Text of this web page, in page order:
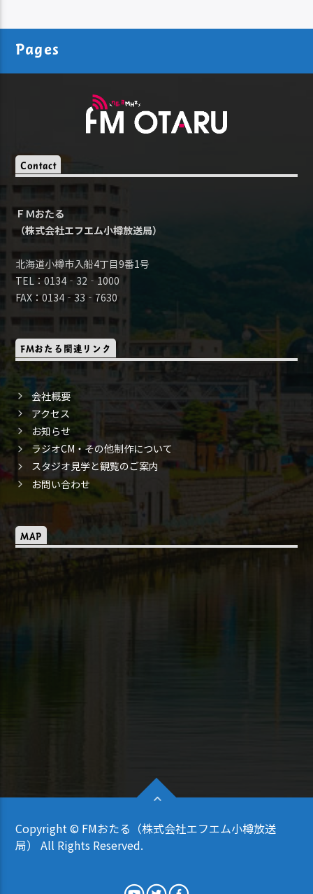
Pages
Contact
ＦＭおたる
（株式会社エフエム小樽放送局）
北海道小樽市入船4丁目9番1号
TEL：0134‐32‐1000
FAX：0134‐33‐7630
FMおたる関連リンク
会社概要
アクセス
お知らせ
ラジオCM・その他制作について
スタジオ見学と観覧のご案内
お問い合わせ
MAP
Copyright © FMおたる（株式会社エフエム小樽放送
局） All Rights Reserved.